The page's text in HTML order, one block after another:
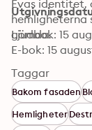
Evas identitet,
hemligheterna
gömda.
Ljudbok: 15
E-bok: 15
Taggar
Bakom fasaden
Hemligheter